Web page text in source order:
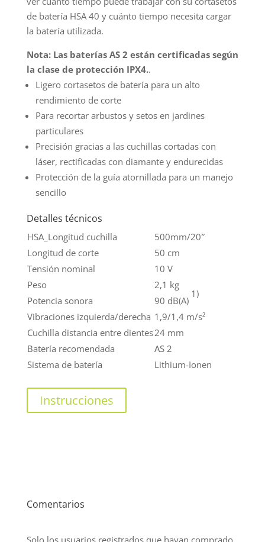
de batería HSA 40 y cuánto tiempo necesita cargar
la batería utilizada.
Nota: Las baterías AS 2 están certificadas según
la clase de protección IPX4..
Ligero cortasetos de batería para un alto
rendimiento de corte
Para recortar arbustos y setos en jardines
particulares
Precisión gracias a las cuchillas cortadas con
láser, rectificadas con diamante y endurecidas
Protección de la guía atornillada para un manejo
sencillo
Detalles técnicos
HSA_Longitud cuchilla
500mm/20″
Longitud de corte
50 cm
Tensión nominal
10 V
Peso
2,1 kg
Potencia sonora
90 dB(A)
1)
Vibraciones izquierda/derecha 1,9/1,4 m/s²
Cuchilla distancia entre dientes24 mm
Batería recomendada
AS 2
Sistema de batería
Lithium-Ionen
Instrucciones
Comentarios
Solo los usuarios registrados que hayan comprado